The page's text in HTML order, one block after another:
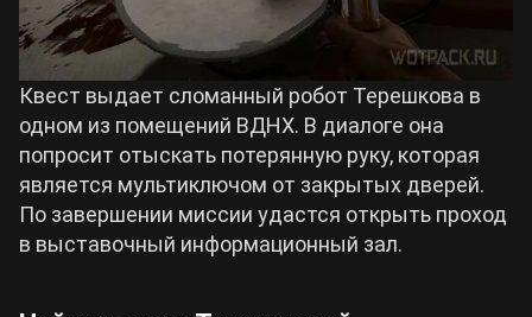
Квест выдает сломанный робот Терешкова в
одном из помещений ВДНХ. В диалоге она
попросит отыскать потерянную руку, которая
является мультиключом от закрытых дверей.
По завершении миссии удастся открыть проход
в выставочный информационный зал.